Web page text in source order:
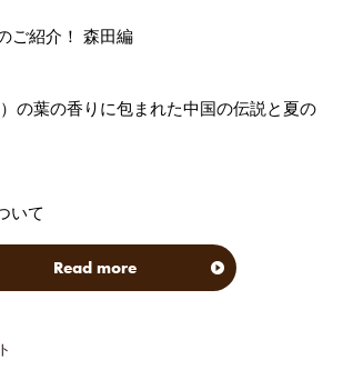
ご紹介！ 森田編
の葉の香りに包まれた中国の伝説と夏の
いて
Read more